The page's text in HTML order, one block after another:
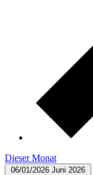
Dieser Monat
06/01/2026 Juni 2026